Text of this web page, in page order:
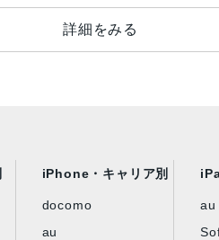
詳細をみる
iPhone・キャリア別
docomo
au
au